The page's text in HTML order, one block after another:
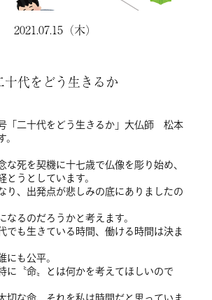
2021.07.15（木）
十代をどう生きるか
「二十代をどう生きるか」大仏師 松本
。
な死を契機に十七歳で仏像を彫り始め、
とうとしています。
り、出発点が悲しみの底にありましたの
なるのだろうかと考えます。
でも生きている時間、働ける時間は決ま
にも公平。
に〝命〟とは何かを考えてほしいので